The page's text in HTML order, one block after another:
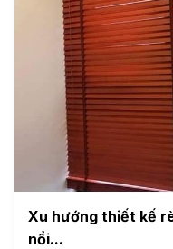
Xu hướng thiết kế
nổi...